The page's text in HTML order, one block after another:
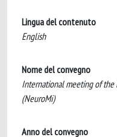
Lingua del contenuto
English
Nome del convegno
International meeting of the
(NeuroMi)
Anno del convegno